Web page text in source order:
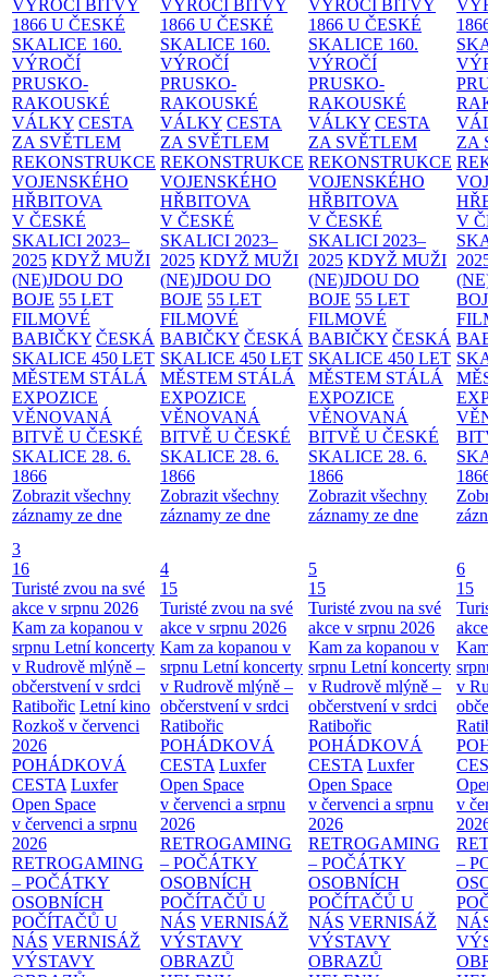
VÝROČÍ BITVY
1866 U ČESKÉ
SKALICE 160.
VÝROČÍ
PRUSKO-
RAKOUSKÉ
VÁLKY CESTA
ZA SVĚTLEM
REKONSTRUKCE
VOJENSKÉHO
HŘBITOVA
V ČESKÉ
SKALICI 2023–
2025 KDYŽ MUŽI
(NE)JDOU DO
BOJE 55 LET
FILMOVÉ
BABIČKY ČESKÁ
SKALICE 450 LET
MĚSTEM STÁLÁ
EXPOZICE
VĚNOVANÁ
BITVĚ U ČESKÉ
SKALICE 28. 6.
1866
Zobrazit všechny
záznamy ze dne
VÝROČÍ BITVY
1866 U ČESKÉ
SKALICE 160.
VÝROČÍ
PRUSKO-
RAKOUSKÉ
VÁLKY CESTA
ZA SVĚTLEM
REKONSTRUKCE
VOJENSKÉHO
HŘBITOVA
V ČESKÉ
SKALICI 2023–
2025 KDYŽ MUŽI
(NE)JDOU DO
BOJE 55 LET
FILMOVÉ
BABIČKY ČESKÁ
SKALICE 450 LET
MĚSTEM STÁLÁ
EXPOZICE
VĚNOVANÁ
BITVĚ U ČESKÉ
SKALICE 28. 6.
1866
Zobrazit všechny
záznamy ze dne
VÝROČÍ BITVY
1866 U ČESKÉ
SKALICE 160.
VÝROČÍ
PRUSKO-
RAKOUSKÉ
VÁLKY CESTA
ZA SVĚTLEM
REKONSTRUKCE
VOJENSKÉHO
HŘBITOVA
V ČESKÉ
SKALICI 2023–
2025 KDYŽ MUŽI
(NE)JDOU DO
BOJE 55 LET
FILMOVÉ
BABIČKY ČESKÁ
SKALICE 450 LET
MĚSTEM STÁLÁ
EXPOZICE
VĚNOVANÁ
BITVĚ U ČESKÉ
SKALICE 28. 6.
1866
Zobrazit všechny
záznamy ze dne
ZA
V
3
16
Turisté zvou na své
akce v srpnu 2026
Kam za kopanou v
srpnu Letní koncerty
v Rudrově mlýně –
občerstvení v srdci
Ratibořic Letní kino
Rozkoš v červenci
2026
POHÁDKOVÁ
CESTA Luxfer
Open Space
v červenci a srpnu
2026
RETROGAMING
– POČÁTKY
OSOBNÍCH
POČÍTAČŮ U
NÁS VERNISÁŽ
VÝSTAVY
4
15
Turisté zvou na své
akce v srpnu 2026
Kam za kopanou v
srpnu Letní koncerty
v Rudrově mlýně –
občerstvení v srdci
Ratibořic
POHÁDKOVÁ
CESTA Luxfer
Open Space
v červenci a srpnu
2026
RETROGAMING
– POČÁTKY
OSOBNÍCH
POČÍTAČŮ U
NÁS VERNISÁŽ
VÝSTAVY
OBRAZŮ
5
15
Turisté zvou na své
akce v srpnu 2026
Kam za kopanou v
srpnu Letní koncerty
v Rudrově mlýně –
občerstvení v srdci
Ratibořic
POHÁDKOVÁ
CESTA Luxfer
Open Space
v červenci a srpnu
2026
RETROGAMING
– POČÁTKY
OSOBNÍCH
POČÍTAČŮ U
NÁS VERNISÁŽ
VÝSTAVY
OBRAZŮ
6
15
v
v
–